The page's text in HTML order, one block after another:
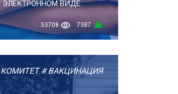
ВИДЕ.
53708 7387
# ВАКЦИНАЦИЯ